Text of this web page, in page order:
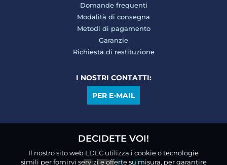
Domande frequenti
Modalità di consegna
Metodi di pagamento
Garanzie
Richiesta di restituzione
I NOSTRI CONTATTI:
PER E-MAIL
DECIDETE VOI!
Il nostro sito web LDLC utilizza i cookie o tecnologie
simili per fornirvi servizi e offerte su misura, per garantire